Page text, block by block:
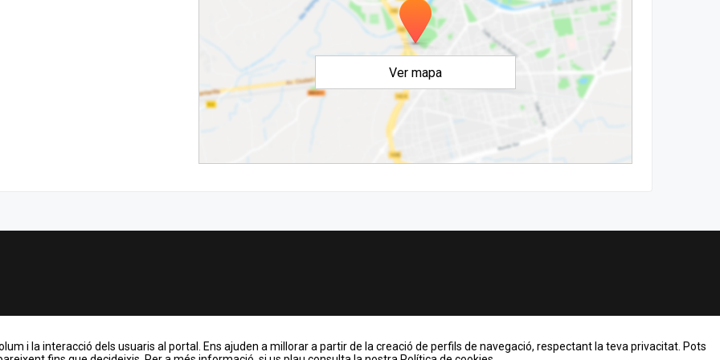
i la interacció dels usuaris al portal. Ens ajuden a millorar a partir de la creació de perfils de navegació, respectant la teva privacitat. Pots
Ver mapa